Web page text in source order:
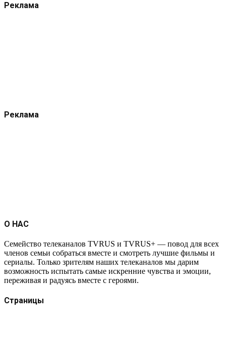
Реклама
Реклама
О НАС
Семейство телеканалов TVRUS и TVRUS+ — повод для всех
членов семьи собраться вместе и смотреть лучшие фильмы и
сериалы. Только зрителям наших телеканалов мы дарим
возможность испытать самые искренние чувства и эмоции,
переживая и радуясь вместе с героями.
Страницы